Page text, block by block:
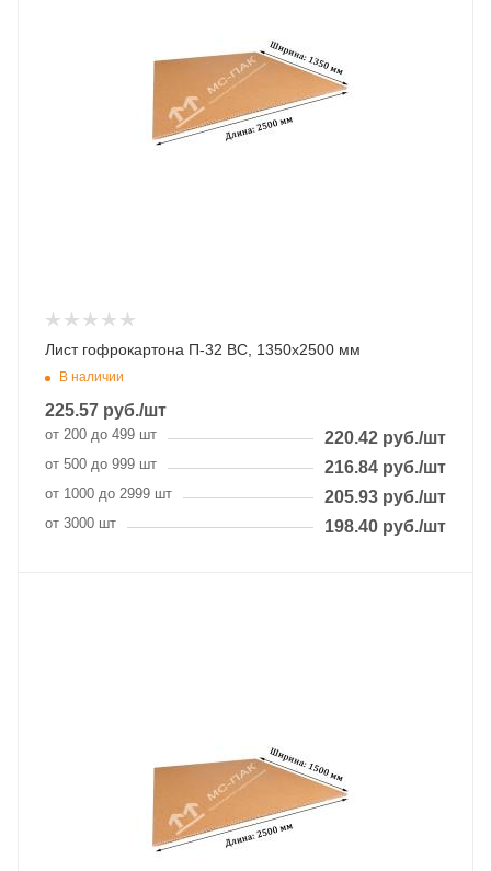
Лист гофрокартона П-32 BC, 1350х2500 мм
В наличии
225.57 руб./шт
от 200 до 499 шт 220.42 руб./шт
от 500 до 999 шт 216.84 руб./шт
от 1000 до 2999 шт 205.93 руб./шт
от 3000 шт 198.40 руб./шт